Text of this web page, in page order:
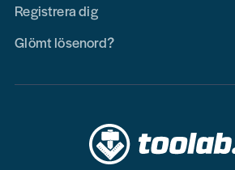
Registrera dig
Glömt lösenord?